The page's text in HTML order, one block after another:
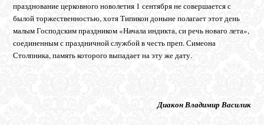
празднование церковного новолетия 1 сентября не совершается с
былой торжественностью, хотя Типикон доныне полагает этот день
малым Господским праздником «Начала индикта, си речь новаго лета»,
соединенным с праздничной службой в честь преп. Симеона
Столпника, память которого выпадает на эту же дату.
Диакон Владимир Василик